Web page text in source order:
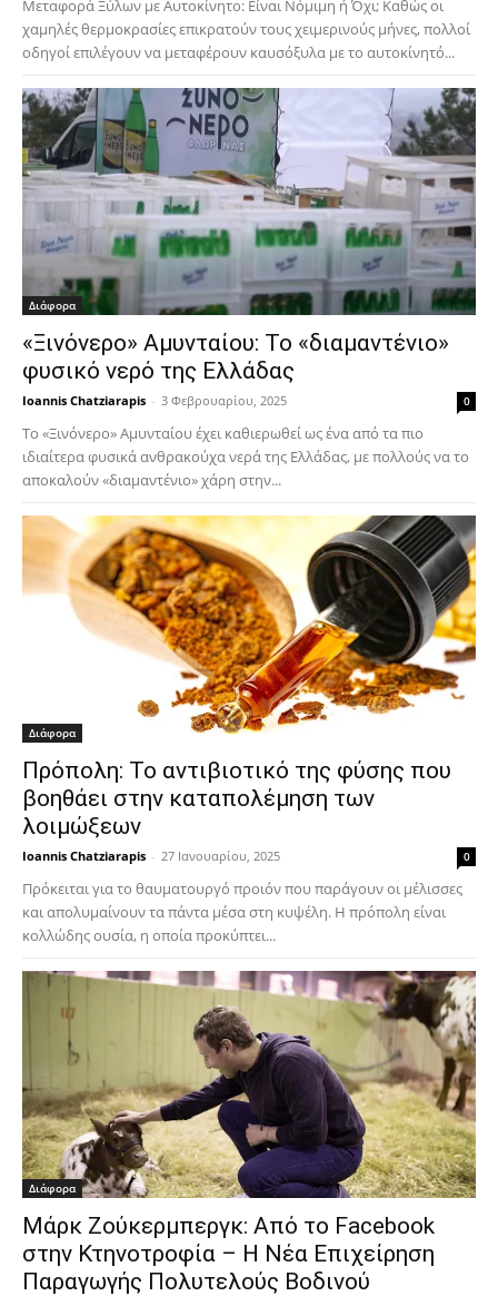
Μεταφορά Ξύλων με Αυτοκίνητο: Είναι Νόμιμη ή Όχι; Καθώς οι
χαμηλές θερμοκρασίες επικρατούν τους χειμερινούς μήνες, πολλοί
οδηγοί επιλέγουν να μεταφέρουν καυσόξυλα με το αυτοκίνητό...
Διάφορα
«Ξινόνερο» Αμυνταίου: Το «διαμαντένιο»
φυσικό νερό της Ελλάδας
Ioannis Chatziarapis - 3 Φεβρουαρίου, 2025 0
Το «Ξινόνερο» Αμυνταίου έχει καθιερωθεί ως ένα από τα πιο
ιδιαίτερα φυσικά ανθρακούχα νερά της Ελλάδας, με πολλούς να το
αποκαλούν «διαμαντένιο» χάρη στην...
Διάφορα
Πρόπολη: Το αντιβιοτικό της φύσης που
βοηθάει στην καταπολέμηση των
λοιμώξεων
Ioannis Chatziarapis - 27 Ιανουαρίου, 2025 0
Πρόκειται για το θαυματουργό προιόν που παράγουν οι μέλισσες
και απολυμαίνουν τα πάντα μέσα στη κυψέλη. Η πρόπολη είναι
κολλώδης ουσία, η οποία προκύπτει...
Διάφορα
Μάρκ Ζούκερμπεργκ: Από το Facebook
στην Κτηνοτροφία – Η Νέα Επιχείρηση
Παραγωγής Πολυτελούς Βοδινού